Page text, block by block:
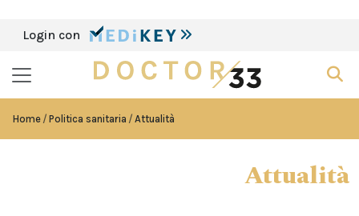
Login con
Home Politica sanitaria Attualità
Attualità